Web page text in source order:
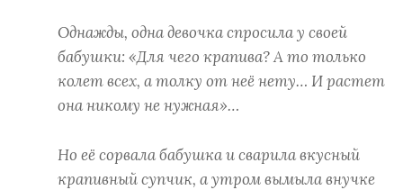
Однажды, одна девочка спросила у своей
бабушки: «Для чего крапива? А то только
колет всех, а толку от неё нету… И растет
она никому не нужная»…
Но её сорвала бабушка и сварила вкусный
крапивный супчик, а утром вымыла внучке